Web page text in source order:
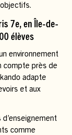
7e, en Île-de-
élèves
environnement
compte près de
adapte
et aux
comme